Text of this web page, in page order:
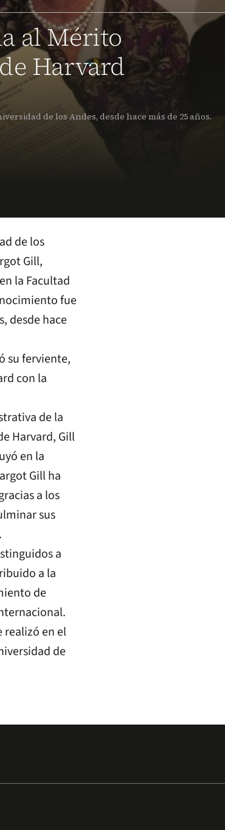
al Mérito
Harvard
de los Andes, desde hace más de 25 años.
de los
Gill,
la Facultad
fue
desde hace
su ferviente,
con la
de la
Harvard, Gill
en la
Gill ha
a los
sus
a
a la
de
realizó en el
de